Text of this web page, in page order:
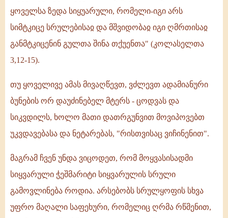
ყოველსა ზედა სიყუარული, რომელი-იგი არს
სიმტკიცე სრულებისაჲ და მშვიდობაჲ იგი ღმრთისაჲ
განმტკიცენინ გულთა შინა თქუენთა" (კოლასელთა
3,12-15).
თუ ყოველივე ამას მივაღწევთ, ვძლევთ ადამიანური
ბუნების ორ დაუძინებელ მტერს - ცოდვას და
სიკვდილს, ხოლო მათი დათრგუნვით მოვიპოვებთ
უკვდავებასა და ნეტარებას, "რისთვისაც ვიჩინენით".
მაგრამ ჩვენ უნდა ვიცოდეთ, რომ მოყვასისადმი
სიყვარული ჭეშმარიტი სიყვარულის სრული
გამოვლინება როდია. არსებობს სრულყოფის სხვა
უფრო მაღალი საფეხური, რომელიც ღრმა რწმენით,